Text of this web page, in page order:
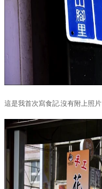
這是我首次寫食記.沒有附上照片